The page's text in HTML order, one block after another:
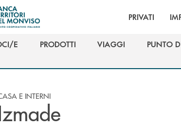
PRIVATI
E
PRODOTTI
VIAGGI
PUNTO
PUNTO
E INTERNI